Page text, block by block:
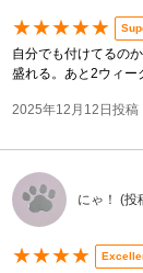
★★★★★
自分でも付けてるの
盛れる。あと2ウィー
2025年12月12日投稿
にゃ！ (投
★★★★